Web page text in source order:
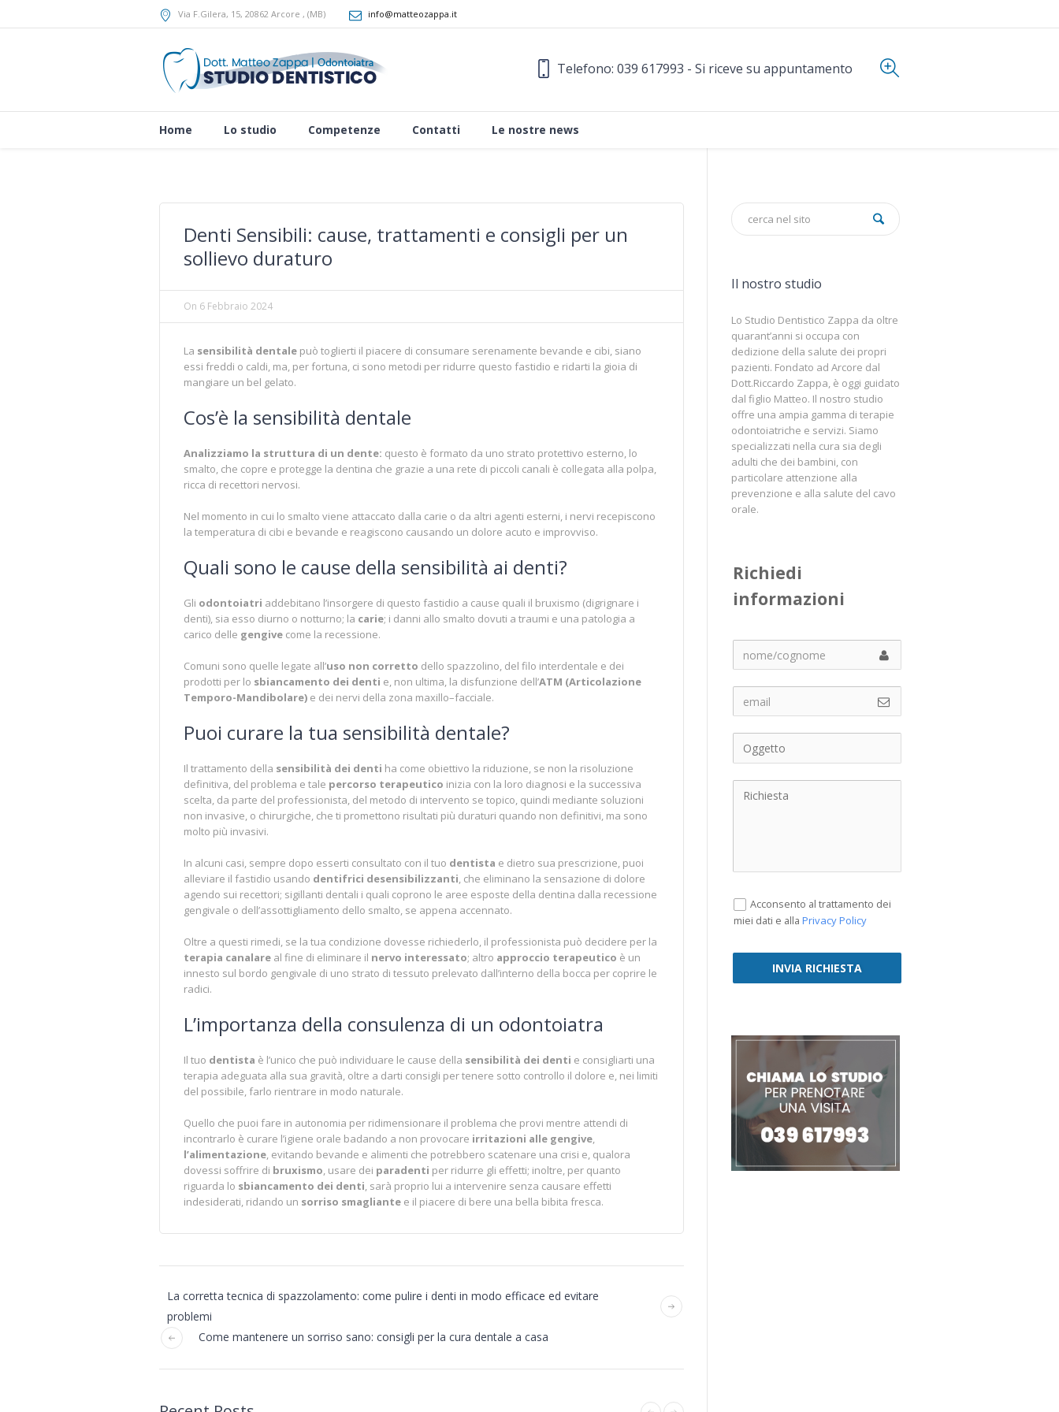
Via F.Gilera, 15, 20862 Arcore , (MB) info@matteozappa.it
Telefono: 039 617993 - Si riceve su appuntamento
Home Lo studio Competenze Contatti Le nostre news
Denti Sensibili: cause, trattamenti e consigli per un
sollievo duraturo
On 6 Febbraio 2024
La sensibilità dentale può toglierti il piacere di consumare serenamente bevande e cibi, siano
essi freddi o caldi, ma, per fortuna, ci sono metodi per ridurre questo fastidio e ridarti la gioia di
mangiare un bel gelato.
Cos’è la sensibilità dentale
Analizziamo la struttura di un dente: questo è formato da uno strato protettivo esterno, lo
smalto, che copre e protegge la dentina che grazie a una rete di piccoli canali è collegata alla polpa,
ricca di recettori nervosi.
Nel momento in cui lo smalto viene attaccato dalla carie o da altri agenti esterni, i nervi recepiscono
la temperatura di cibi e bevande e reagiscono causando un dolore acuto e improvviso.
Quali sono le cause della sensibilità ai denti?
Gli odontoiatri addebitano l’insorgere di questo fastidio a cause quali il bruxismo (digrignare i
denti), sia esso diurno o notturno; la carie; i danni allo smalto dovuti a traumi e una patologia a
carico delle gengive come la recessione.
Comuni sono quelle legate all’uso non corretto dello spazzolino, del filo interdentale e dei
prodotti per lo sbiancamento dei denti e, non ultima, la disfunzione dell’ATM (Articolazione
Temporo-Mandibolare) e dei nervi della zona maxillo–facciale.
Puoi curare la tua sensibilità dentale?
Il trattamento della sensibilità dei denti ha come obiettivo la riduzione, se non la risoluzione
definitiva, del problema e tale percorso terapeutico inizia con la loro diagnosi e la successiva
scelta, da parte del professionista, del metodo di intervento se topico, quindi mediante soluzioni
non invasive, o chirurgiche, che ti promettono risultati più duraturi quando non definitivi, ma sono
molto più invasivi.
In alcuni casi, sempre dopo esserti consultato con il tuo dentista e dietro sua prescrizione, puoi
alleviare il fastidio usando dentifrici desensibilizzanti, che eliminano la sensazione di dolore
agendo sui recettori; sigillanti dentali i quali coprono le aree esposte della dentina dalla recessione
gengivale o dell’assottigliamento dello smalto, se appena accennato.
Oltre a questi rimedi, se la tua condizione dovesse richiederlo, il professionista può decidere per la
terapia canalare al fine di eliminare il nervo interessato; altro approccio terapeutico è un
innesto sul bordo gengivale di uno strato di tessuto prelevato dall’interno della bocca per coprire le
radici.
L’importanza della consulenza di un odontoiatra
Il tuo dentista è l’unico che può individuare le cause della sensibilità dei denti e consigliarti una
terapia adeguata alla sua gravità, oltre a darti consigli per tenere sotto controllo il dolore e, nei limiti
del possibile, farlo rientrare in modo naturale.
Quello che puoi fare in autonomia per ridimensionare il problema che provi mentre attendi di
incontrarlo è curare l’igiene orale badando a non provocare irritazioni alle gengive,
l’alimentazione, evitando bevande e alimenti che potrebbero scatenare una crisi e, qualora
dovessi soffrire di bruxismo, usare dei paradenti per ridurre gli effetti; inoltre, per quanto
riguarda lo sbiancamento dei denti, sarà proprio lui a intervenire senza causare effetti
indesiderati, ridando un sorriso smagliante e il piacere di bere una bella bibita fresca.
La corretta tecnica di spazzolamento: come pulire i denti in modo efficace ed evitare
problemi
Come mantenere un sorriso sano: consigli per la cura dentale a casa
Il nostro studio
Lo Studio Dentistico Zappa da oltre
quarant’anni si occupa con
dedizione della salute dei propri
pazienti. Fondato ad Arcore dal
Dott.Riccardo Zappa, è oggi guidato
dal figlio Matteo. Il nostro studio
offre una ampia gamma di terapie
odontoiatriche e servizi. Siamo
specializzati nella cura sia degli
adulti che dei bambini, con
particolare attenzione alla
prevenzione e alla salute del cavo
orale.
Richiedi
informazioni
Acconsento al trattamento dei
miei dati e alla Privacy Policy
INVIA RICHIESTA